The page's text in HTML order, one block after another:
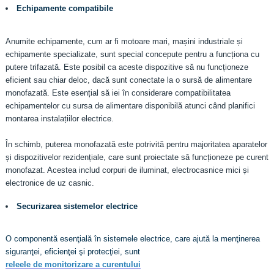
Echipamente compatibile
Anumite echipamente, cum ar fi motoare mari, mașini industriale și
echipamente specializate, sunt special concepute pentru a funcționa cu
putere trifazată. Este posibil ca aceste dispozitive să nu funcționeze
eficient sau chiar deloc, dacă sunt conectate la o sursă de alimentare
monofazată. Este esențial să iei în considerare compatibilitatea
echipamentelor cu sursa de alimentare disponibilă atunci când planifici
montarea instalațiilor electrice.
În schimb, puterea monofazată este potrivită pentru majoritatea aparatelor
și dispozitivelor rezidențiale, care sunt proiectate să funcționeze pe curent
monofazat. Acestea includ corpuri de iluminat, electrocasnice mici și
electronice de uz casnic.
Securizarea sistemelor electrice
O componentă esenţială în sistemele electrice, care ajută la menţinerea
siguranţei, eficienţei şi protecţiei, sunt
releele de monitorizare a curentului